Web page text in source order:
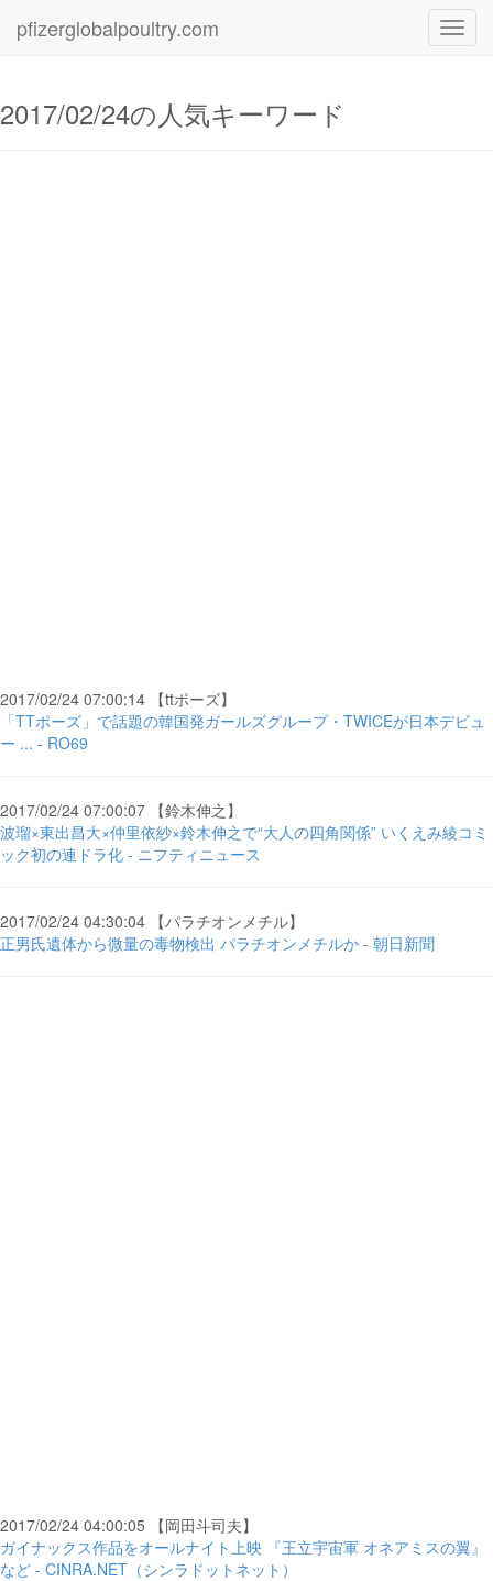
pfizerglobalpoultry.com
2017/02/24の人気キーワード
2017/02/24 07:00:14 【ttポーズ】
「TTポーズ」で話題の韓国発ガールズグループ・TWICEが日本デビュ
ー ... - RO69
2017/02/24 07:00:07 【鈴木伸之】
波瑠×東出昌大×仲里依紗×鈴木伸之で“大人の四角関係” いくえみ綾コミ
ック初の連ドラ化 - ニフティニュース
2017/02/24 04:30:04 【パラチオンメチル】
正男氏遺体から微量の毒物検出 パラチオンメチルか - 朝日新聞
2017/02/24 04:00:05 【岡田斗司夫】
ガイナックス作品をオールナイト上映 『王立宇宙軍 オネアミスの翼』
など - CINRA.NET（シンラドットネット）